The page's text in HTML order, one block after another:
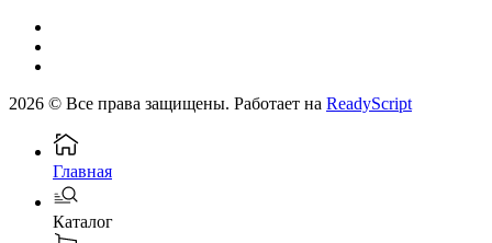
2026 © Все права защищены. Работает на ReadyScript
Главная
Каталог